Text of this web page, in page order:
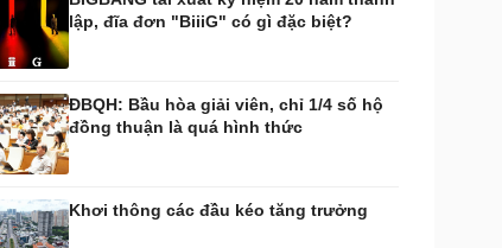
Ăn sạch sống khỏe
- Quốc phòng
tích
lập, đĩa đơn "BiiiG" có gì đặc biệt?
ĐBQH: Bầu hòa giải viên, chỉ 1/4 số hộ
đồng thuận là quá hình thức
Khơi thông các đầu kéo tăng trưởng